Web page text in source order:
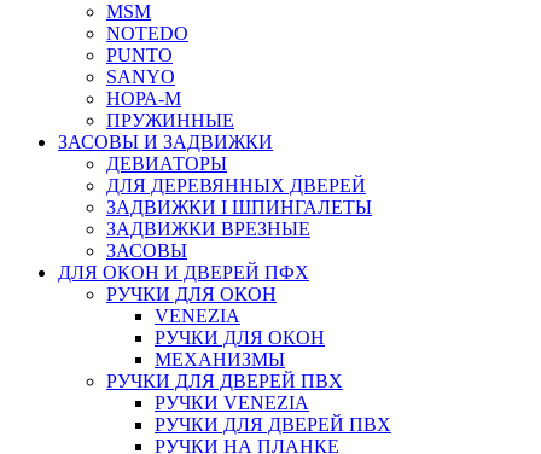
MSM
NOTEDO
PUNTO
SANYO
НОРА-М
ПРУЖИННЫЕ
ЗАСОВЫ И ЗАДВИЖКИ
ДЕВИАТОРЫ
ДЛЯ ДЕРЕВЯННЫХ ДВЕРЕЙ
ЗАДВИЖКИ I ШПИНГАЛЕТЫ
ЗАДВИЖКИ ВРЕЗНЫЕ
ЗАСОВЫ
ДЛЯ ОКОН И ДВЕРЕЙ ПФХ
РУЧКИ ДЛЯ ОКОН
VENEZIA
РУЧКИ ДЛЯ ОКОН
МЕХАНИЗМЫ
РУЧКИ ДЛЯ ДВЕРЕЙ ПВХ
РУЧКИ VENEZIA
РУЧКИ ДЛЯ ДВЕРЕЙ ПВХ
РУЧКИ НА ПЛАНКЕ